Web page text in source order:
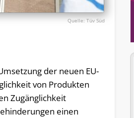
Tüv Süd
der neuen EU-
von Produkten
Zugänglichkeit
einen